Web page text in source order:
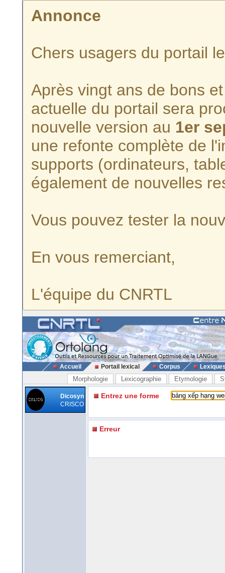
Annonce
Chers usagers du portail
Après vingt ans de bons
actuelle du portail sera
nouvelle version au 1er
une refonte complète de
supports (ordinateurs,
également de nouvelles
Vous pouvez tester la
En vous remerciant,
L'équipe du CNRTL
Accueil Portail lexical Corpus
Morphologie Lexicographie Etymologie
Dicosyn
CRISCO
Entrez une forme
Erreur